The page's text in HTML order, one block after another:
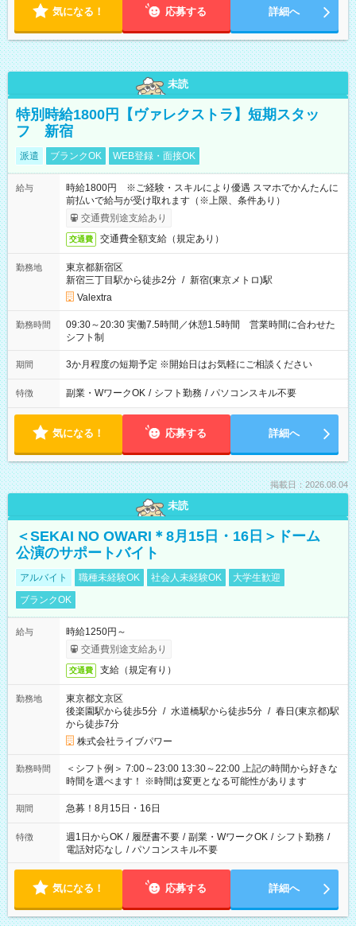
気になる！ 応募する 詳細へ
未読
特別時給1800円【ヴァレクストラ】短期スタッ
フ 新宿
派遣 ブランクOK WEB登録・面接OK
給与
時給1800円 ※ご経験・スキルにより優遇 スマホでかんたんに
前払いで給与が受け取れます（※上限、条件あり）
交通費別途支給あり
交通費 交通費全額支給（規定あり）
勤務地
東京都新宿区
新宿三丁目駅から徒歩2分 / 新宿(東京メトロ)駅
Valextra
勤務時間
09:30～20:30 実働7.5時間／休憩1.5時間 営業時間に合わせた
シフト制
期間 3か月程度の短期予定 ※開始日はお気軽にご相談ください
特徴 副業・WワークOK / シフト勤務 / パソコンスキル不要
気になる！ 応募する 詳細へ
掲載日：2026.08.04
未読
＜SEKAI NO OWARI＊8月15日・16日＞ドーム
公演のサポートバイト
アルバイト 職種未経験OK 社会人未経験OK
大学生歓迎
ブランクOK
給与
時給1250円～
交通費別途支給あり
交通費 支給（規定有り）
勤務地
東京都文京区
後楽園駅から徒歩5分 / 水道橋駅から徒歩5分 / 春日(東京都)駅
から徒歩7分
株式会社ライブパワー
勤務時間
＜シフト例＞ 7:00～23:00 13:30～22:00 上記の時間から好きな
時間を選べます！ ※時間は変更となる可能性があります
期間 急募！8月15日・16日
特徴 週1日からOK / 履歴書不要 / 副業・WワークOK / シフト勤務 /
電話対応なし / パソコンスキル不要
気になる！ 応募する 詳細へ